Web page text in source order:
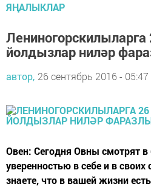
ЯҢАЛЫКЛАР
Лениногорскилыларга
йолдызлар ниләр
автор, 26 сентябрь 2016 - 05:47
Овен: Сегодня Овны смотрят в
уверенностью в себе и в
знаете, что в вашей жизни